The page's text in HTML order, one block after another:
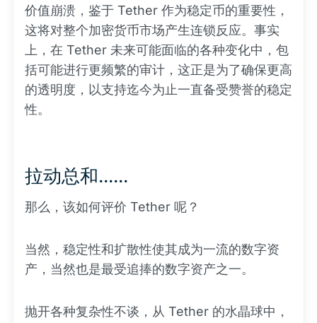
价值崩溃，鉴于 Tether 作为稳定币的重要性，
这将对整个加密货币市场产生连锁反应。事实
上，在 Tether 未来可能面临的各种变化中，包
括可能进行更频繁的审计，这正是为了确保更高
的透明度，以支持迄今为止一直备受赞誉的稳定
性。
拉动总和......
那么，该如何评价 Tether 呢？
当然，稳定性和扩散性使其成为一流的数字资
产，当然也是最受追捧的数字资产之一。
抛开各种复杂性不谈，从 Tether 的水晶球中，